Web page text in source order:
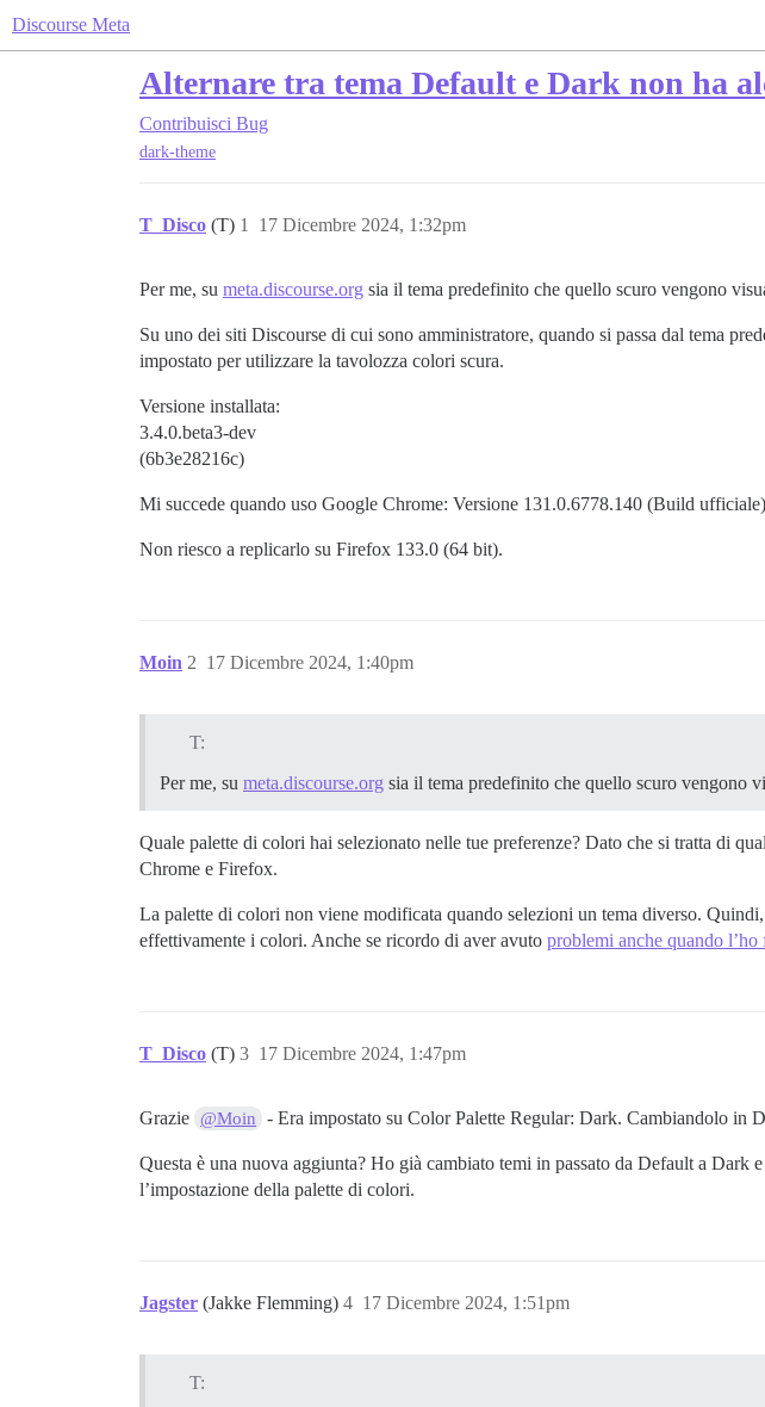
Discourse Meta
Alternare tra tema Default e Dark non ha
Contribuisci Bug
dark-theme
T_Disco (T) 17 Dicembre 2024, 1:32pm
1
Per me, su meta.discourse.org sia il tema predefinito che quello scuro vengono
Su uno dei siti Discourse di cui sono amministratore, quando si passa dal tema
impostato per utilizzare la tavolozza colori scura.
Versione installata:
3.4.0.beta3-dev
(6b3e28216c)
Mi succede quando uso Google Chrome: Versione 131.0.6778.140 (Build
Non riesco a replicarlo su Firefox 133.0 (64 bit).
Moin 17 Dicembre 2024, 1:40pm
2
T:
Per me, su meta.discourse.org sia il tema predefinito che quello scuro vengono
Quale palette di colori hai selezionato nelle tue preferenze? Dato che si tratta di
Chrome e Firefox.
La palette di colori non viene modificata quando selezioni un tema diverso.
effettivamente i colori. Anche se ricordo di aver avuto problemi anche quando l’ho
T_Disco (T) 17 Dicembre 2024, 1:47pm
3
Grazie @Moin - Era impostato su Color Palette Regular: Dark. Cambiandolo
Questa è una nuova aggiunta? Ho già cambiato temi in passato da Default a
l’impostazione della palette di colori.
Jagster (Jakke Flemming) 17 Dicembre 2024, 1:51pm
4
T: